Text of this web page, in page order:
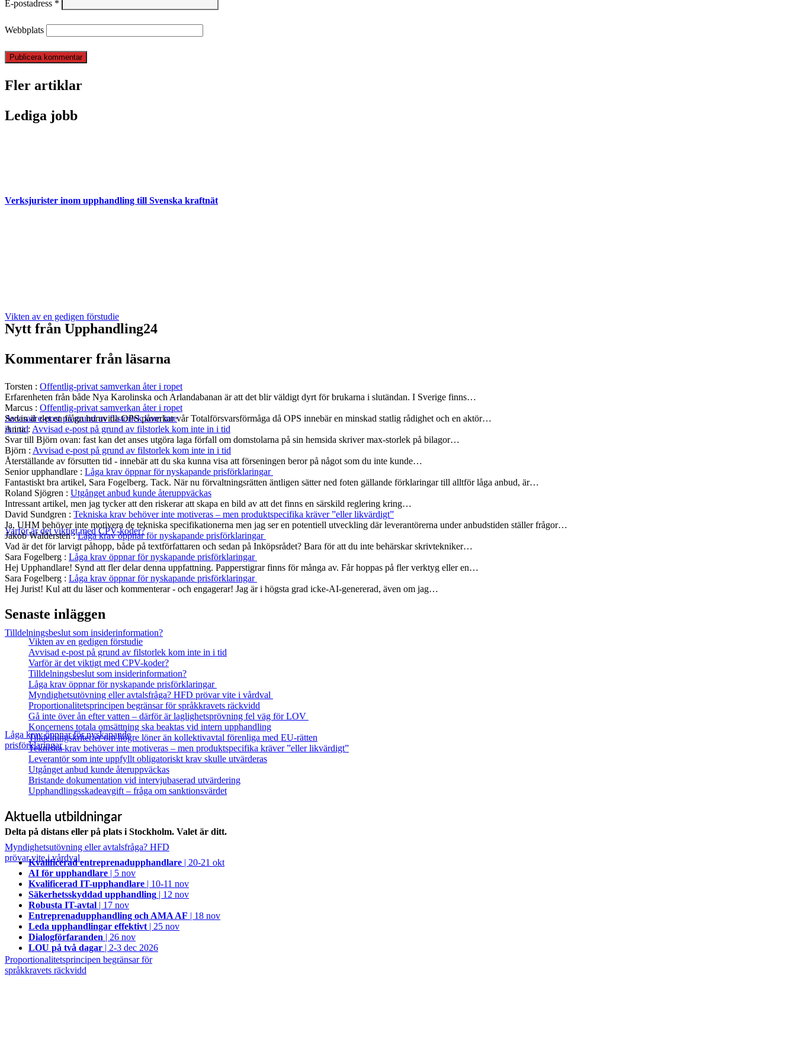
E-postadress *
Webbplats
Fler artiklar
Lediga jobb
Verksjurister inom upphandling till Svenska kraftnät
Vikten av en gedigen förstudie
Avvisad e-post på grund av filstorlek kom inte
in i tid
Varför är det viktigt med CPV-koder?
Tilldelningsbeslut som insiderinformation?
Låga krav öppnar för nyskapande
prisförklaringar
Myndighetsutövning eller avtalsfråga? HFD
prövar vite i vårdval
Proportionalitetsprincipen begränsar för
språkkravets räckvidd
Nytt från Upphandling24
Kommentarer från läsarna
Torsten : Offentlig-privat samverkan åter i ropet
Erfarenheten från både Nya Karolinska och Arlandabanan är att det blir väldigt dyrt för brukarna i slutändan. I Sverige finns…
Marcus : Offentlig-privat samverkan åter i ropet
Sedan är det en fråga huruvida OPS påverkar vår Totalförsvarsförmåga då OPS innebär en minskad statlig rådighet och en aktör…
Anna: Avvisad e-post på grund av filstorlek kom inte in i tid
Svar till Björn ovan: fast kan det anses utgöra laga förfall om domstolarna på sin hemsida skriver max-storlek på bilagor…
Björn : Avvisad e-post på grund av filstorlek kom inte in i tid
Återställande av försutten tid - innebär att du ska kunna visa att förseningen beror på något som du inte kunde…
Senior upphandlare : Låga krav öppnar för nyskapande prisförklaringar
Fantastiskt bra artikel, Sara Fogelberg. Tack. När nu förvaltningsrätten äntligen sätter ned foten gällande förklaringar till alltför låga anbud, är…
Roland Sjögren : Utgånget anbud kunde återuppväckas
Intressant artikel, men jag tycker att den riskerar att skapa en bild av att det finns en särskild reglering kring…
David Sundgren : Tekniska krav behöver inte motiveras – men produktspecifika kräver ”eller likvärdigt”
Ja, UHM behöver inte motivera de tekniska specifikationerna men jag ser en potentiell utveckling där leverantörerna under anbudstiden ställer frågor…
Jakob Waldersten:Låga krav öppnar för nyskapande prisförklaringar
Vad är det för larvigt påhopp, både på textförfattaren och sedan på Inköpsrådet? Bara för att du inte behärskar skrivtekniker…
Sara Fogelberg : Låga krav öppnar för nyskapande prisförklaringar
Hej Upphandlare! Synd att fler delar denna uppfattning. Papperstigrar finns för många av. Får hoppas på fler verktyg eller en…
Sara Fogelberg : Låga krav öppnar för nyskapande prisförklaringar
Hej Jurist! Kul att du läser och kommenterar - och engagerar! Jag är i högsta grad icke-AI-genererad, även om jag…
Senaste inläggen
Vikten av en gedigen förstudie
Avvisad e-post på grund av filstorlek kom inte in i tid
Varför är det viktigt med CPV-koder?
Tilldelningsbeslut som insiderinformation?
Låga krav öppnar för nyskapande prisförklaringar
Myndighetsutövning eller avtalsfråga? HFD prövar vite i vårdval
Proportionalitetsprincipen begränsar för språkkravets räckvidd
Gå inte över ån efter vatten – därför är laglighetsprövning fel väg för LOV
Koncernens totala omsättning ska beaktas vid intern upphandling
Tilldelningskriterier om högre löner än kollektivavtal förenliga med EU‑rätten
Tekniska krav behöver inte motiveras – men produktspecifika kräver ”eller likvärdigt”
Leverantör som inte uppfyllt obligatoriskt krav skulle utvärderas
Utgånget anbud kunde återuppväckas
Bristande dokumentation vid intervjubaserad utvärdering
Upphandlingsskadeavgift – fråga om sanktionsvärdet
Aktuella utbildningar
Delta på distans eller på plats i Stockholm. Valet är ditt.
Kvalificerad entreprenad­upphandlare | 20-21 okt
AI för upphandlare | 5 nov
Kvalificerad IT-upphandlare | 10-11 nov
Säkerhetsskyddad upphandling | 12 nov
Robusta IT-avtal | 17 nov
Entreprenadupphandling och AMA AF | 18 nov
Leda upphandlingar effektivt | 25 nov
Dialogförfaranden | 26 nov
LOU på två dagar | 2-3 dec 2026